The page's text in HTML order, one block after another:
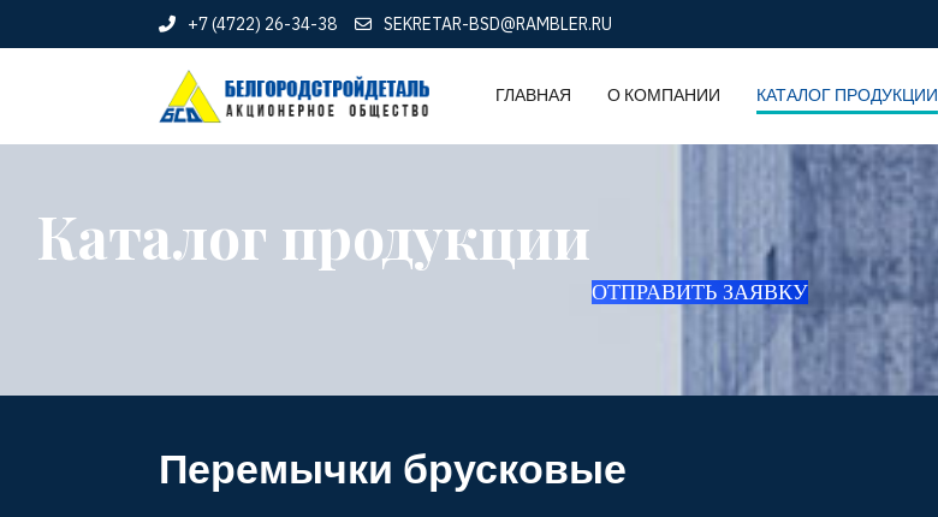
+7 (4722) 26-34-38 SEKRETAR-BSD@RAMBLER.RU
ГЛАВНАЯ О КОМПАНИИ КАТАЛОГ ПРОДУКЦИИ
Каталог продукции
ОТПРАВИТЬ ЗАЯВКУ
Перемычки брусковые